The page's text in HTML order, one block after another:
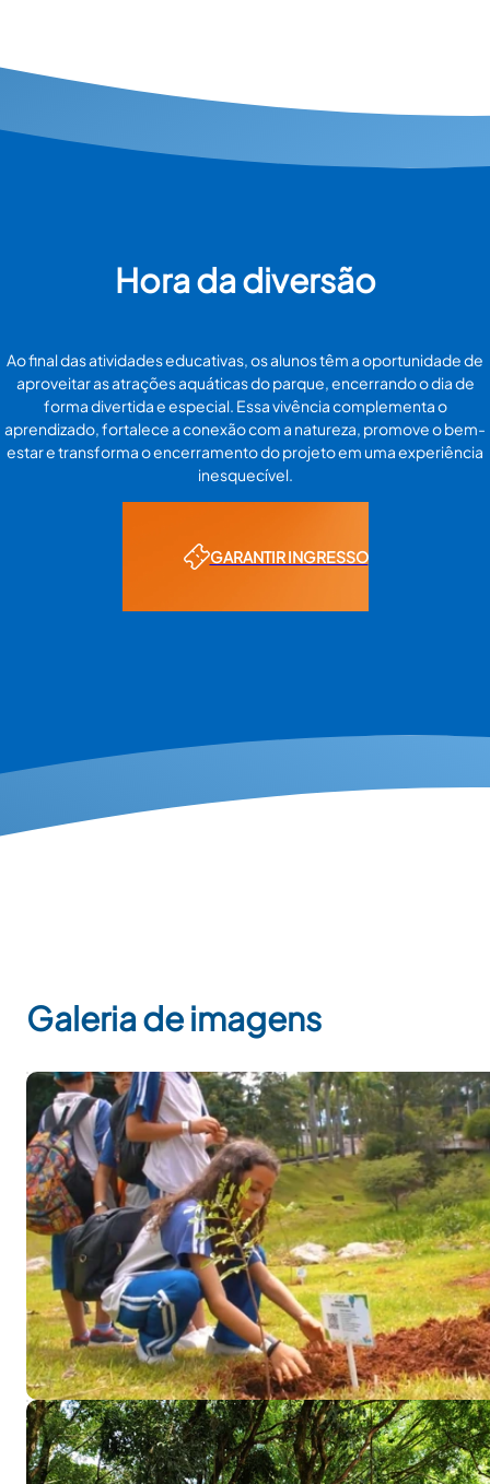
Hora da diversão
Ao final das atividades educativas, os alunos têm a oportunidade de
aproveitar as atrações aquáticas do parque, encerrando o dia de
forma divertida e especial. Essa vivência complementa o
aprendizado, fortalece a conexão com a natureza, promove o bem-
estar e transforma o encerramento do projeto em uma experiência
inesquecível.
GARANTIR INGRESSO
Galeria de imagens